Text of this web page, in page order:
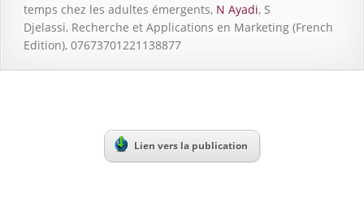
temps chez les adultes émergents, N Ayadi, S
Djelassi, Recherche et Applications en Marketing (French
Edition), 07673701221138877
Lien vers la publication